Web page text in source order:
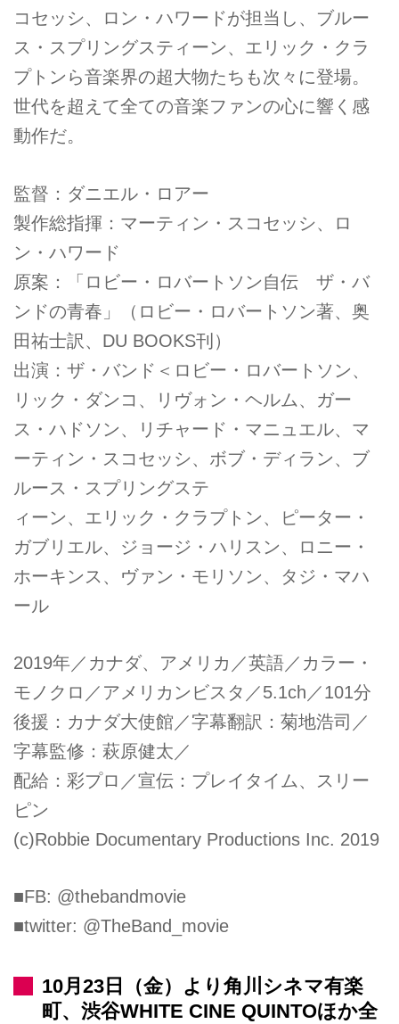
コセッシ、ロン・ハワードが担当し、ブルー
ス・スプリングスティーン、エリック・クラ
プトンら音楽界の超大物たちも次々に登場。
世代を超えて全ての音楽ファンの心に響く感
動作だ。
監督：ダニエル・ロアー
製作総指揮：マーティン・スコセッシ、ロ
ン・ハワード
原案：「ロビー・ロバートソン自伝 ザ・バ
ンドの青春」（ロビー・ロバートソン著、奥
田祐士訳、DU BOOKS刊）
出演：ザ・バンド＜ロビー・ロバートソン、
リック・ダンコ、リヴォン・ヘルム、ガー
ス・ハドソン、リチャード・マニュエル、マ
ーティン・スコセッシ、ボブ・ディラン、ブ
ルース・スプリングステ
ィーン、エリック・クラプトン、ピーター・
ガブリエル、ジョージ・ハリスン、ロニー・
ホーキンス、ヴァン・モリソン、タジ・マハ
ール
2019年／カナダ、アメリカ／英語／カラー・
モノクロ／アメリカンビスタ／5.1ch／101分
後援：カナダ大使館／字幕翻訳：菊地浩司／
字幕監修：萩原健太／
配給：彩プロ／宣伝：プレイタイム、スリー
ピン
(c)Robbie Documentary Productions Inc. 2019
■FB: @thebandmovie
■twitter: @TheBand_movie
10月23日（金）より角川シネマ有楽
町、渋谷WHITE CINE QUINTOほか全